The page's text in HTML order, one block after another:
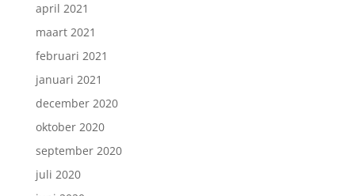
april 2021
maart 2021
februari 2021
januari 2021
december 2020
oktober 2020
september 2020
juli 2020